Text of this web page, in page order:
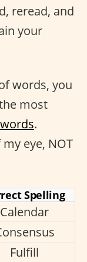
reread, and
your
words, you
most
.
my eye, NOT
Spelling
Calendar
Fulfill